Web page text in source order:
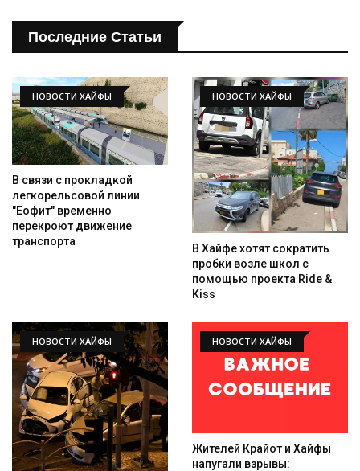
Последние Статьи
НОВОСТИ ХАЙФЫ
В связи с прокладкой
легкорельсовой линии
"Еофит" временно
перекроют движение
транспорта
НОВОСТИ ХАЙФЫ
В Хайфе хотят сократить
пробки возле школ с
помощью проекта Ride &
Kiss
НОВОСТИ ХАЙФЫ НОВОСТИ ХАЙФЫ
Жителей Крайот и Хайфы
напугали взрывы: